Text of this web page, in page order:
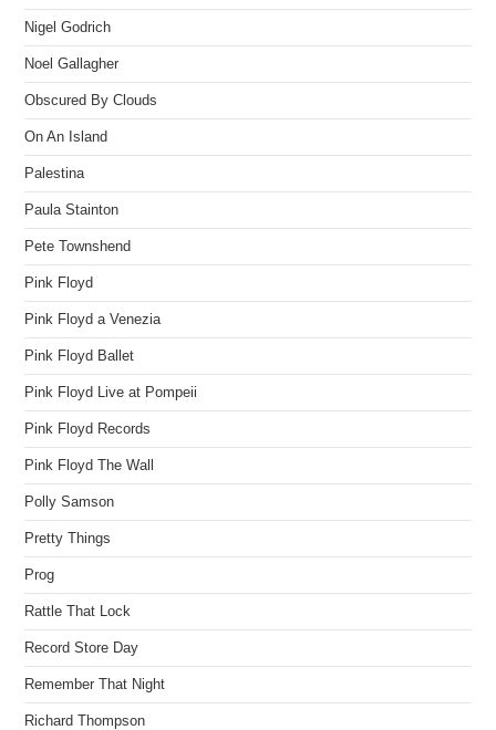
Nigel Godrich
Noel Gallagher
Obscured By Clouds
On An Island
Palestina
Paula Stainton
Pete Townshend
Pink Floyd
Pink Floyd a Venezia
Pink Floyd Ballet
Pink Floyd Live at Pompeii
Pink Floyd Records
Pink Floyd The Wall
Polly Samson
Pretty Things
Prog
Rattle That Lock
Record Store Day
Remember That Night
Richard Thompson